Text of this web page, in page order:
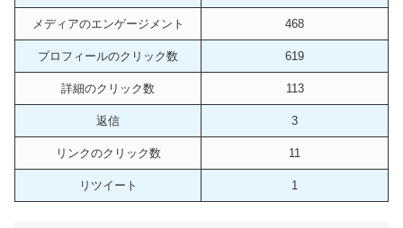
メディアのエンゲージメント 468
プロフィールのクリック数 619
詳細のクリック数 113
返信 3
リンクのクリック数 11
リツイート 1